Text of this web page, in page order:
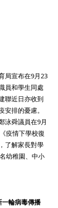
局宣布在9月23
員和學生同處
聯近日亦收到
排的憂慮。
泳舜議員在9月
疫情下學校復
了解家長對學
幼稚園、中小
輪病毒傳播